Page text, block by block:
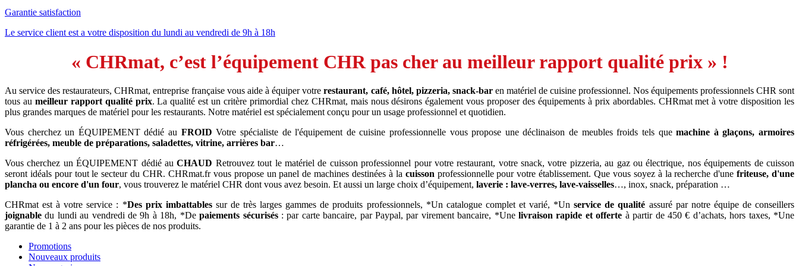
Garantie satisfaction
Le service client est a votre disposition du lundi au vendredi de 9h à 18h
« CHRmat, c’est l’équipement CHR pas cher au meilleur rapport qualité prix » !
Au service des restaurateurs, CHRmat, entreprise française vous aide à équiper votrerestaurant, café, hôtel, pizzeria, snack-baren matériel de cuisine professionnel. Nos équipements professionnels CHR sont
tous au meilleur rapport qualité prix. La qualité est un critère primordial chez CHRmat, mais nous désirons également vous proposer des équipements à prix abordables. CHRmat met à votre disposition les
plus grandes marques de matériel pour les restaurants. Notre matériel est spécialement conçu pour un usage professionnel et quotidien.
Vous cherchez un ÉQUIPEMENT dédié au FROID Votre spécialiste de l'équipement de cuisine professionnelle vous propose une déclinaison de meubles froids tels quemachine à glaçons, armoires
réfrigérées, meuble de préparations, saladettes, vitrine, arrières bar…
Vous cherchez un ÉQUIPEMENT dédié auCHAUD Retrouvez tout le matériel de cuisson professionnel pour votre restaurant, votre snack, votre pizzeria, au gaz ou électrique, nos équipements de cuisson
seront idéals pour tout le secteur du CHR. CHRmat.fr vous propose un panel de machines destinées à la cuisson professionnelle pour votre établissement. Que vous soyez à la recherche d'unefriteuse, d'une
plancha ou encore d'un four, vous trouverez le matériel CHR dont vous avez besoin. Et aussi un large choix d’équipement, laverie : lave-verres, lave-vaisselles…, inox, snack, préparation …
CHRmat est à votre service : *Des prix imbattablessur de très larges gammes de produits professionnels, *Un catalogue complet et varié, *Unservice de qualité assuré par notre équipe de conseillers
joignable du lundi au vendredi de 9h à 18h, *Depaiements sécurisés: par carte bancaire, par Paypal, par virement bancaire, *Unelivraison rapide et offerte à partir de 450 € d’achats, hors taxes, *Une
garantie de 1 à 2 ans pour les pièces de nos produits.
Promotions
Nouveaux produits